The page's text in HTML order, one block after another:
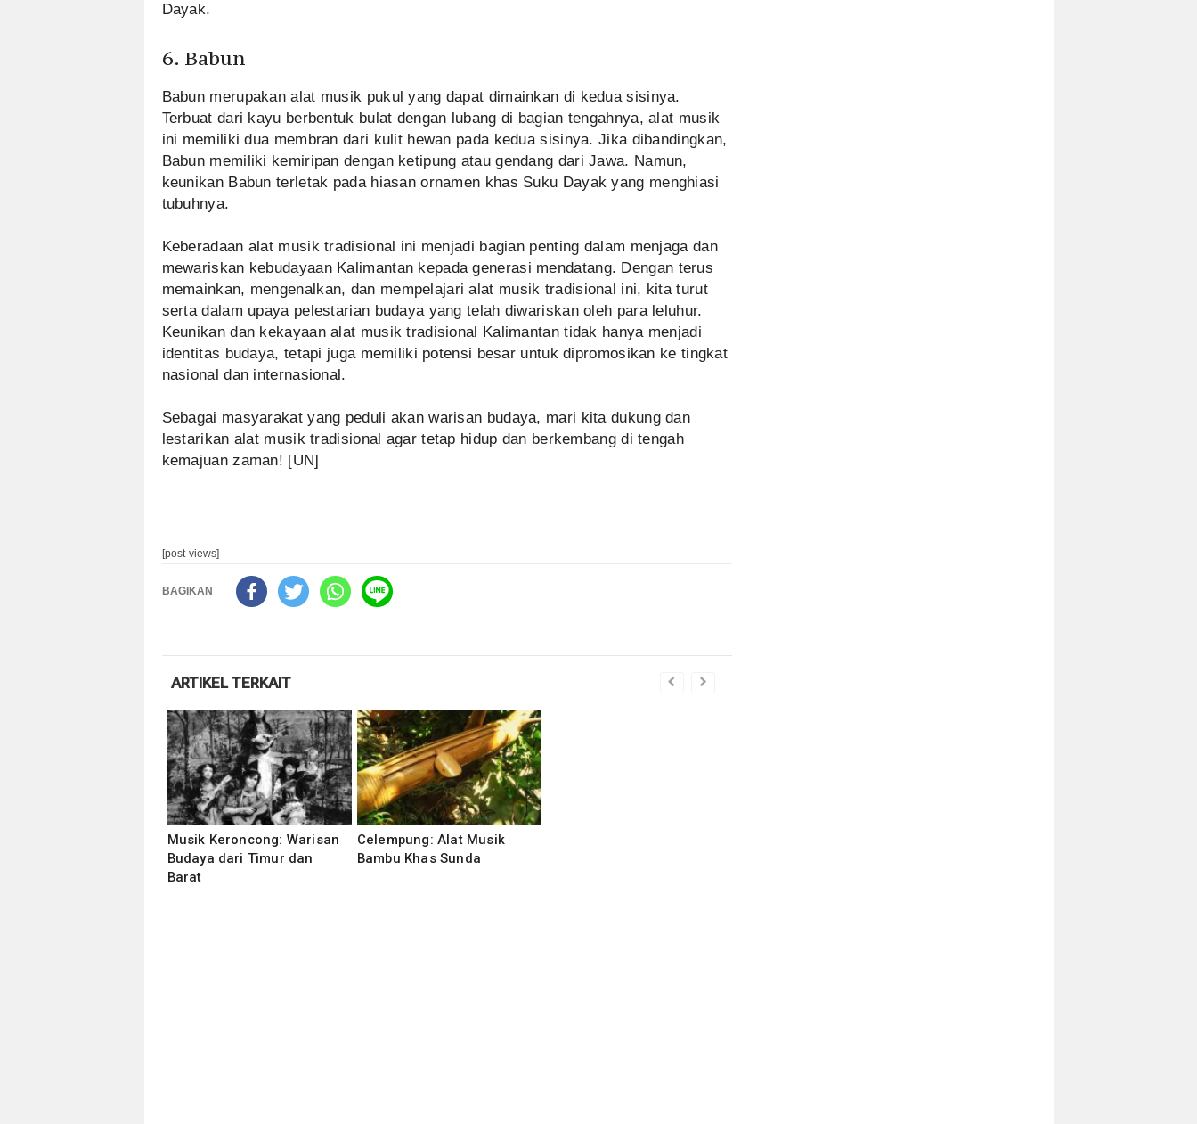
Dayak.
6. Babun
Babun merupakan alat musik pukul yang dapat dimainkan di kedua sisinya.
Terbuat dari kayu berbentuk bulat dengan lubang di bagian tengahnya, alat musik
ini memiliki dua membran dari kulit hewan pada kedua sisinya. Jika dibandingkan,
Babun memiliki kemiripan dengan ketipung atau gendang dari Jawa. Namun,
keunikan Babun terletak pada hiasan ornamen khas Suku Dayak yang menghiasi
tubuhnya.
Keberadaan alat musik tradisional ini menjadi bagian penting dalam menjaga dan
mewariskan kebudayaan Kalimantan kepada generasi mendatang. Dengan terus
memainkan, mengenalkan, dan mempelajari alat musik tradisional ini, kita turut
serta dalam upaya pelestarian budaya yang telah diwariskan oleh para leluhur.
Keunikan dan kekayaan alat musik tradisional Kalimantan tidak hanya menjadi
identitas budaya, tetapi juga memiliki potensi besar untuk dipromosikan ke tingkat
nasional dan internasional.
Sebagai masyarakat yang peduli akan warisan budaya, mari kita dukung dan
lestarikan alat musik tradisional agar tetap hidup dan berkembang di tengah
kemajuan zaman! [UN]
[post-views]
BAGIKAN
ARTIKEL TERKAIT
Musik Keroncong: Warisan
Budaya dari Timur dan
Barat
Celempung: Alat Musik
Bambu Khas Sunda